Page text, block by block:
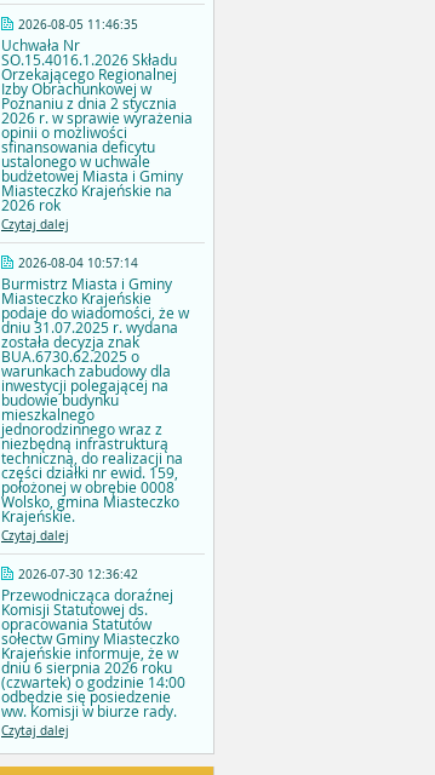
2026-08-05 11:46:35
Uchwała Nr
SO.15.4016.1.2026 Składu
Orzekającego Regionalnej
Izby Obrachunkowej w
Poznaniu z dnia 2 stycznia
2026 r. w sprawie wyrażenia
opinii o możliwości
sfinansowania deficytu
ustalonego w uchwale
budżetowej Miasta i Gminy
Miasteczko Krajeńskie na
2026 rok
Czytaj dalej
2026-08-04 10:57:14
Burmistrz Miasta i Gminy
Miasteczko Krajeńskie
podaje do wiadomości, że w
dniu 31.07.2025 r. wydana
została decyzja znak
BUA.6730.62.2025 o
warunkach zabudowy dla
inwestycji polegającej na
budowie budynku
mieszkalnego
jednorodzinnego wraz z
niezbędną infrastrukturą
techniczną, do realizacji na
części działki nr ewid. 159,
położonej w obrębie 0008
Wolsko, gmina Miasteczko
Krajeńskie.
Czytaj dalej
2026-07-30 12:36:42
Przewodnicząca doraźnej
Komisji Statutowej ds.
opracowania Statutów
sołectw Gminy Miasteczko
Krajeńskie informuje, że w
dniu 6 sierpnia 2026 roku
(czwartek) o godzinie 14:00
odbędzie się posiedzenie
ww. Komisji w biurze rady.
Czytaj dalej